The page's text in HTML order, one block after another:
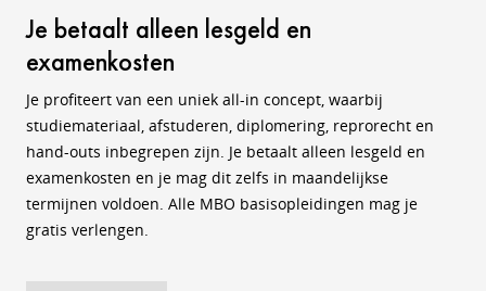
Je betaalt alleen lesgeld en
examenkosten
Je profiteert van een uniek all-in concept, waarbij
studiemateriaal, afstuderen, diplomering, reprorecht en
hand-outs inbegrepen zijn. Je betaalt alleen lesgeld en
examenkosten en je mag dit zelfs in maandelijkse
termijnen voldoen. Alle MBO basisopleidingen mag je
gratis verlengen.